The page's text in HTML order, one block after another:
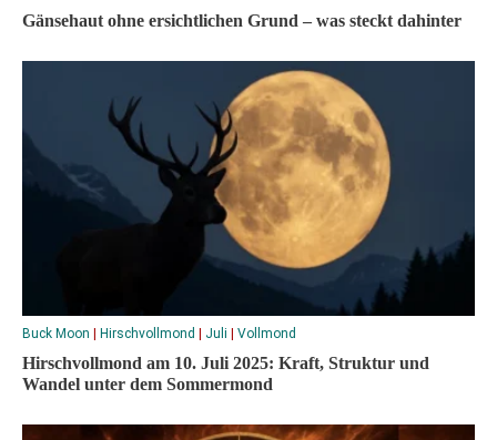
Gänsehaut ohne ersichtlichen Grund – was steckt dahinter
Buck Moon Hirschvollmond Juli Vollmond
Hirschvollmond am 10. Juli 2025: Kraft, Struktur und
Wandel unter dem Sommermond